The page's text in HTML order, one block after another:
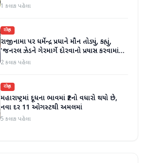
1 કલાક પહેલા
રાષ્ટ્રીય
રાજીનામા પર ધર્મેન્દ્ર પ્રધાને મૌન તોડ્યું, કહ્યું,
'જનરલ ઝેડને ગેરમાર્ગે દોરવાનો પ્રયાસ કરવામાં
આવ્યો, મારા માટે પદ મહત્વનું નથી'
2 કલાક પહેલા
રાષ્ટ્રીય
મહારાષ્ટ્રમાં દૂધના ભાવમાં ₹2નો વધારો થયો છે,
નવા દર 11 ઓગસ્ટથી અમલમાં
5 કલાક પહેલા